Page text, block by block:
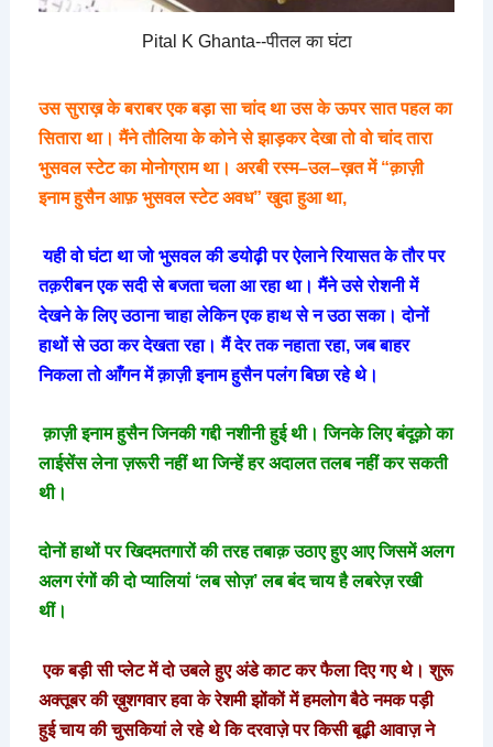
Pital K Ghanta--पीतल का घंटा
उस सुराख़ के बराबर एक बड़ा सा चांद था उस के ऊपर सात पहल का
सितारा था। मैंने तौलिया के कोने से झाड़कर देखा तो वो चांद तारा
भुसवल स्टेट का मोनोग्राम था। अरबी रस्म–उल–ख़त में“क़ाज़ी
इनाम हुसैन आफ़ भुसवल स्टेट अवध” खुदा हुआ था,
यही वो घंटा था जो भुसवल की डयोढ़ी पर ऐलाने रियासत के तौर पर
तक़रीबन एक सदी से बजता चला आ रहा था। मैंने उसे रोशनी में
देखने के लिए उठाना चाहा लेकिन एक हाथ से न उठा सका। दोनों
हाथों से उठा कर देखता रहा। मैं देर तक नहाता रहा,जब बाहर
निकला तो आँगन में क़ाज़ी इनाम हुसैन पलंग बिछा रहे थे।
क़ाज़ी इनाम हुसैन जिनकी गद्दी नशीनी हुई थी। जिनके लिए बंदूक़ो का
लाईसेंस लेना ज़रूरी नहीं था जिन्हें हर अदालत तलब नहीं कर सकती
थी।
दोनों हाथों पर खिदमतगारों की तरह तबाक़ उठाए हुए आए जिसमें अलग
अलग रंगों की दो प्यालियां‘लब सोज़’ लब बंद चाय है लबरेज़ रखी
थीं।
एक बड़ी सी प्लेट में दो उबले हुए अंडे काट कर फैला दिए गए थे। शुरू
अक्तूबर की ख़ुशगवार हवा के रेशमी झोंकों में हमलोग बैठे नमक पड़ी
हुई चाय की चुसकियां ले रहे थे कि दरवाज़े पर किसी बूढ़ी आवाज़ ने